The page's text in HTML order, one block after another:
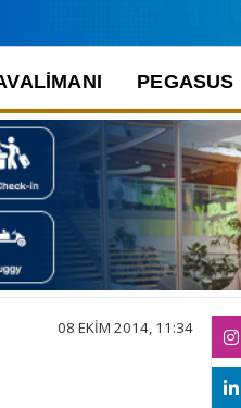
PEGASUS
08 EKIM 2014, 11:34